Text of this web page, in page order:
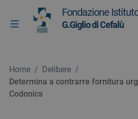
Vai ai contenuti
Vai al menu di navigazione
Vai al footer
Attiva / disattiva la
Fondazione
G.Giglio di Cefalù
Home / Delibere /
Determina a contrarre fornitura
Codonics